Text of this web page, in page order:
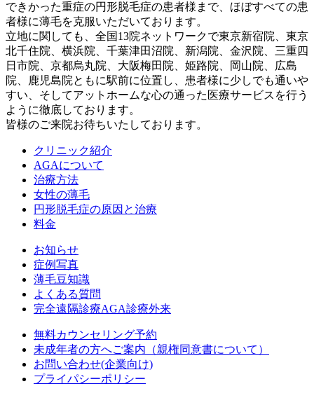
できかった重症の円形脱毛症の患者様まで、ほぼすべての患
者様に薄毛を克服いただいております。
立地に関しても、全国13院ネットワークで東京新宿院、東京
北千住院、横浜院、千葉津田沼院、新潟院、金沢院、三重四
日市院、京都烏丸院、大阪梅田院、姫路院、岡山院、広島
院、鹿児島院ともに駅前に位置し、患者様に少しでも通いや
すい、そしてアットホームな心の通った医療サービスを行う
ように徹底しております。
皆様のご来院お待ちいたしております。
クリニック紹介
AGAについて
治療方法
女性の薄毛
円形脱毛症の原因と治療
料金
お知らせ
症例写真
薄毛豆知識
よくある質問
完全遠隔診療AGA診療外来
無料カウンセリング予約
未成年者の方へご案内（親権同意書について）
お問い合わせ(企業向け)
プライパシーポリシー